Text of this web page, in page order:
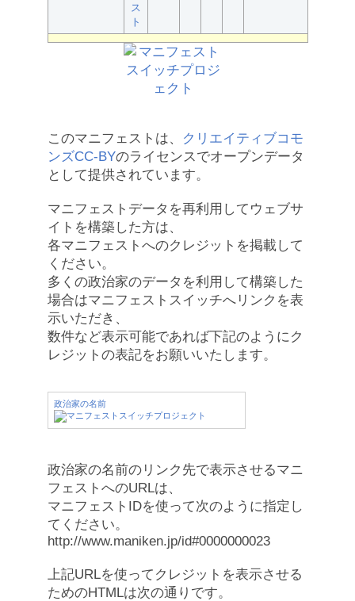
ス
ト
このマニフェストは、
クリエイティブコモ
ンズCC-BYのライセンスでオープンデータ
として提供されています。
マニフェストデータを再利用してウェブサ
イトを構築した方は、
各マニフェストへのクレジットを掲載して
ください。
多くの政治家のデータを利用して構築した
場合はマニフェストスイッチへリンクを表
示いただき、
数件など表示可能であれば下記のようにク
レジットの表記をお願いいたします。
政治家の名前
政治家の名前のリンク先で表示させるマニ
フェストへのURLは、
マニフェストIDを使って次のように指定し
てください。
http://www.maniken.jp/id#0000000023
上記URLを使ってクレジットを表示させる
ためのHTMLは次の通りです。